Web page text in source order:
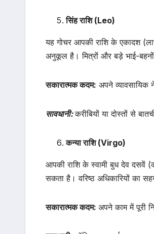
सिंह राशि (Leo)
यह गोचर आपकी राशि के एकादश
अनुकूल है। मित्रों और बड़े भाई-बहनों
सकारात्मक कदम: अपने
सावधानी:करीबियों या दोस्तों से
कन्या राशि (Virgo)
आपकी राशि के स्वामी बुध देव दसवें
सकता है। वरिष्ठ अधिकारियों का
सकारात्मक कदम: अपने काम में पूरी